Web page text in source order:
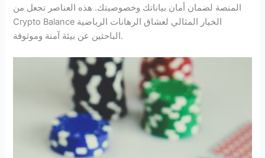
المنصة لضمان أمان بياناتك وخصوصيتك. هذه العناصر تجعل من
Crypto Balance الخيار المثالي لعشاق الرهانات الرياضية
الباحثين عن بيئة آمنة وموثوقة.